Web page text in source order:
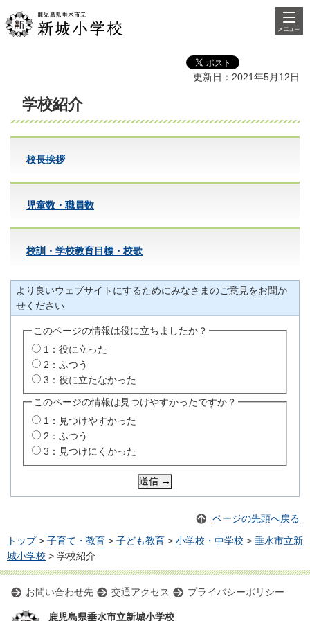
鹿児島県垂水市立新城小学
校
検索・
共通メ
ニュー
更新日：2021年5月12日
学校紹介
校長挨拶
児童数・職員数
校訓・学校教育目標・校歌
より良いウェブサイトにするためにみなさまのご意見をお聞か
せください
このページの情報は役に立ちましたか？
1：役に立った
2：ふつう
3：役に立たなかった
このページの情報は見つけやすかったですか？
1：見つけやすかった
2：ふつう
3：見つけにくかった
ページの先頭へ戻る
トップ> 子育て・教育 > 子ども教育 > 小学校・中学校 > 垂水市立新
城小学校 > 学校紹介
お問い合わせ先 交通アクセス プライバシーポリシー
鹿児島県垂水市立新城小学校